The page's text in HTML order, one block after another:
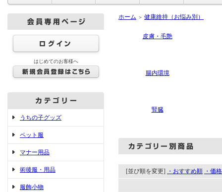
はじめてのお客様へ
うちの子グッズ
ペット服
マナー用品
術後服・用品
服飾小物
ホーム ＞ 健康維持（お悩み別）
皮膚・毛艶
腸内環境
腎臓
[並び順を変更] ・おすすめ順 ・価